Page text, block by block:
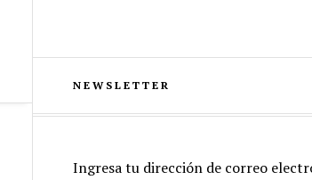
NEWSLETTER
Ingresa tu dirección de correo